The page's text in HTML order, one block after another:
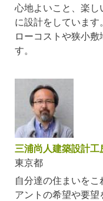
心地よいこと、楽
に設計をしています。
ローコストや狭小
す。
三浦尚人建築設計工
東京都
自分達の住まいを
アントの希望や要